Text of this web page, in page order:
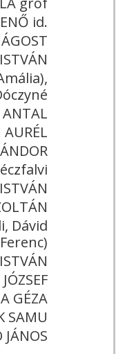
id.
ANTAL
AURÉL
Dávid
Ferenc)
GÉZA
SAMU
JÁNOS